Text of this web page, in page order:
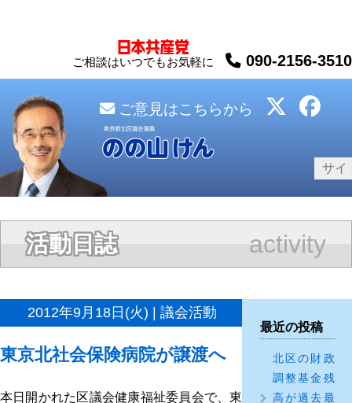
ご相談はいつでもお気軽に 090-2156-3510
ご意見はこちらから
活動日誌 activity
2012年9月18日(火) | 議会活動
東京北社会保険病院が譲渡へ
本日開かれた区議会健康福祉委員会で、東
最近の投稿
北区の財政
調整基金残
高が過去最